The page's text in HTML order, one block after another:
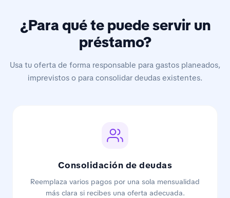
¿Para qué te puede servir un
préstamo?
Usa tu oferta de forma responsable para gastos planeados,
imprevistos o para consolidar deudas existentes.
Consolidación de deudas
Reemplaza varios pagos por una sola mensualidad
más clara si recibes una oferta adecuada.